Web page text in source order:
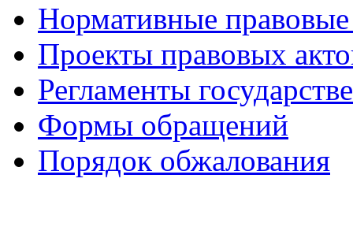
Нормативные
Проекты правовых
Регламенты
Формы обращений
Порядок обжалования